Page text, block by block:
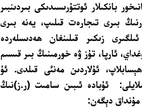
بانكىلار ئوتتۇرىسىدىكى بىردىنبىر
بىرى تىجارەت قىلىپ، يەنە بىرى
زىكىر قىلىنغان ھەدىسلەردە
ئارپا، تۇز ۋە خورمىنىڭ بىر قىسىم
ئۇلاردىن مەنئى قىلدى. ئۇ
ئۇبادە ئىبىن سامىت (ر.ز)نىڭ
دېگەن: